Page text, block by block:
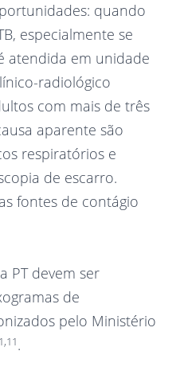
quando
especialmente se
atendida em unidade
radiológico
com mais de três
aparente são
respiratórios e
de escarro.
fontes de contágio
PT devem ser
de
pelo Ministério
1,11.